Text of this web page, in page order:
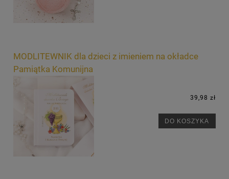
MODLITEWNIK dla dzieci z imieniem na okładce
Pamiątka Komunijna
39,98 zł
DO KOSZYKA